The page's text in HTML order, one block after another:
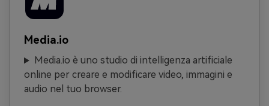
Media.io
Media.io è uno studio di intelligenza artificiale
online per creare e modificare video, immagini e
audio nel tuo browser.